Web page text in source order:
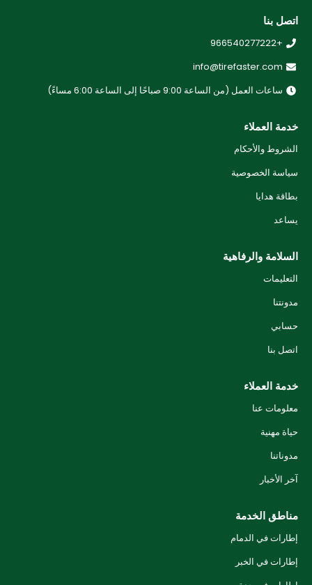
اتصل بنا
+966540277222
info@tirefaster.com
ساعات العمل (من الساعة 9:00 صباحًا إلى الساعة 6:00 مساءً)
خدمة العملاء
الشروط والأحكام
سياسة الخصوصية
بطاقة هدايا
يساعد
السلامة والرفاهية
التعليمات
مدونتنا
حسابي
اتصل بنا
خدمة العملاء
معلومات عنا
حياة مهنية
مدوناتنا
آخر الأخبار
مناطق الخدمة
إطارات في الدمام
إطارات في الخبر